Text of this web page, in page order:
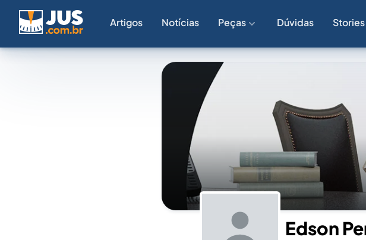
Artigos Notícias Peças Dúvidas Stories
Edson